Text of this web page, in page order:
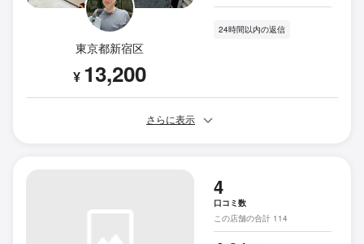
東京都新宿区
¥ 13,200
24時間以内の返信
さらに表示
4
口コミ数
この店舗の合計 114